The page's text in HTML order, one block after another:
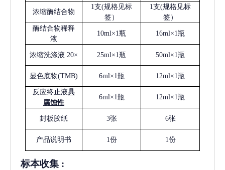
浓缩酶结合物
1支(规格见标
签）
1支(规格见标
签）
酶结合物稀释
液
10ml×1瓶 16ml×1瓶
浓缩洗涤液 20× 25ml×1瓶 50ml×1瓶
显色底物(TMB) 6ml×1瓶 12ml×1瓶
反应终止液具
腐蚀性
6ml×1瓶 12ml×1瓶
封板胶纸 3张 6张
产品说明书 1份 1份
标本收集 :